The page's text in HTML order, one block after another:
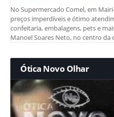
No Supermercado Comel, em
preços imperdíveis e ótimo
confeitaria, embalagens, pets e
Manoel Soares Neto, no centro da
Ótica Novo Olhar